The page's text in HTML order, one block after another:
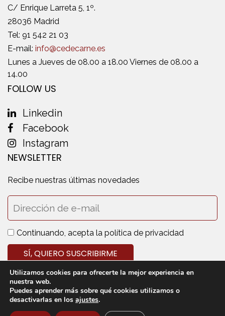
C/ Enrique Larreta 5, 1º.
28036 Madrid
Tel: 91 542 21 03
E-mail: info@cedecarne.es
Lunes a Jueves de 08.00 a 18.00 Viernes de 08.00 a
14.00
FOLLOW US
Linkedin
Facebook
Instagram
NEWSLETTER
Recibe nuestras últimas novedades
Continuando, acepta la política de privacidad
© 2020 Cedecarne - Todos los derechos reservados
Aviso legal Política de privacidad Política de cookies
Utilizamos cookies para ofrecerte la mejor experiencia en
nuestra web.
Puedes aprender más sobre qué cookies utilizamos o
desactivarlas en los ajustes.